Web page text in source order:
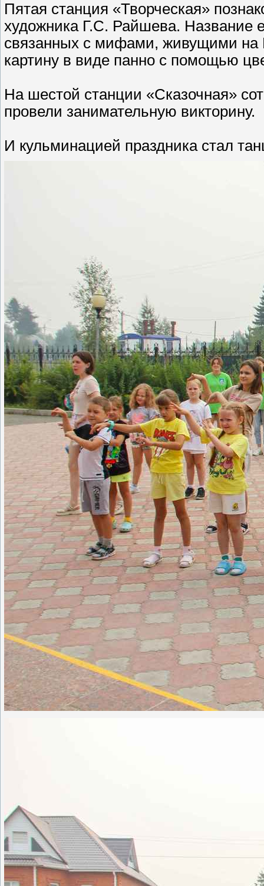
Пятая станция «Творческая»
художника Г.С. Райшева. Название
связанных с мифами, живущими на
картину в виде панно с помощью
На шестой станции «Сказочная»
провели занимательную викторину.
И кульминацией праздника стал